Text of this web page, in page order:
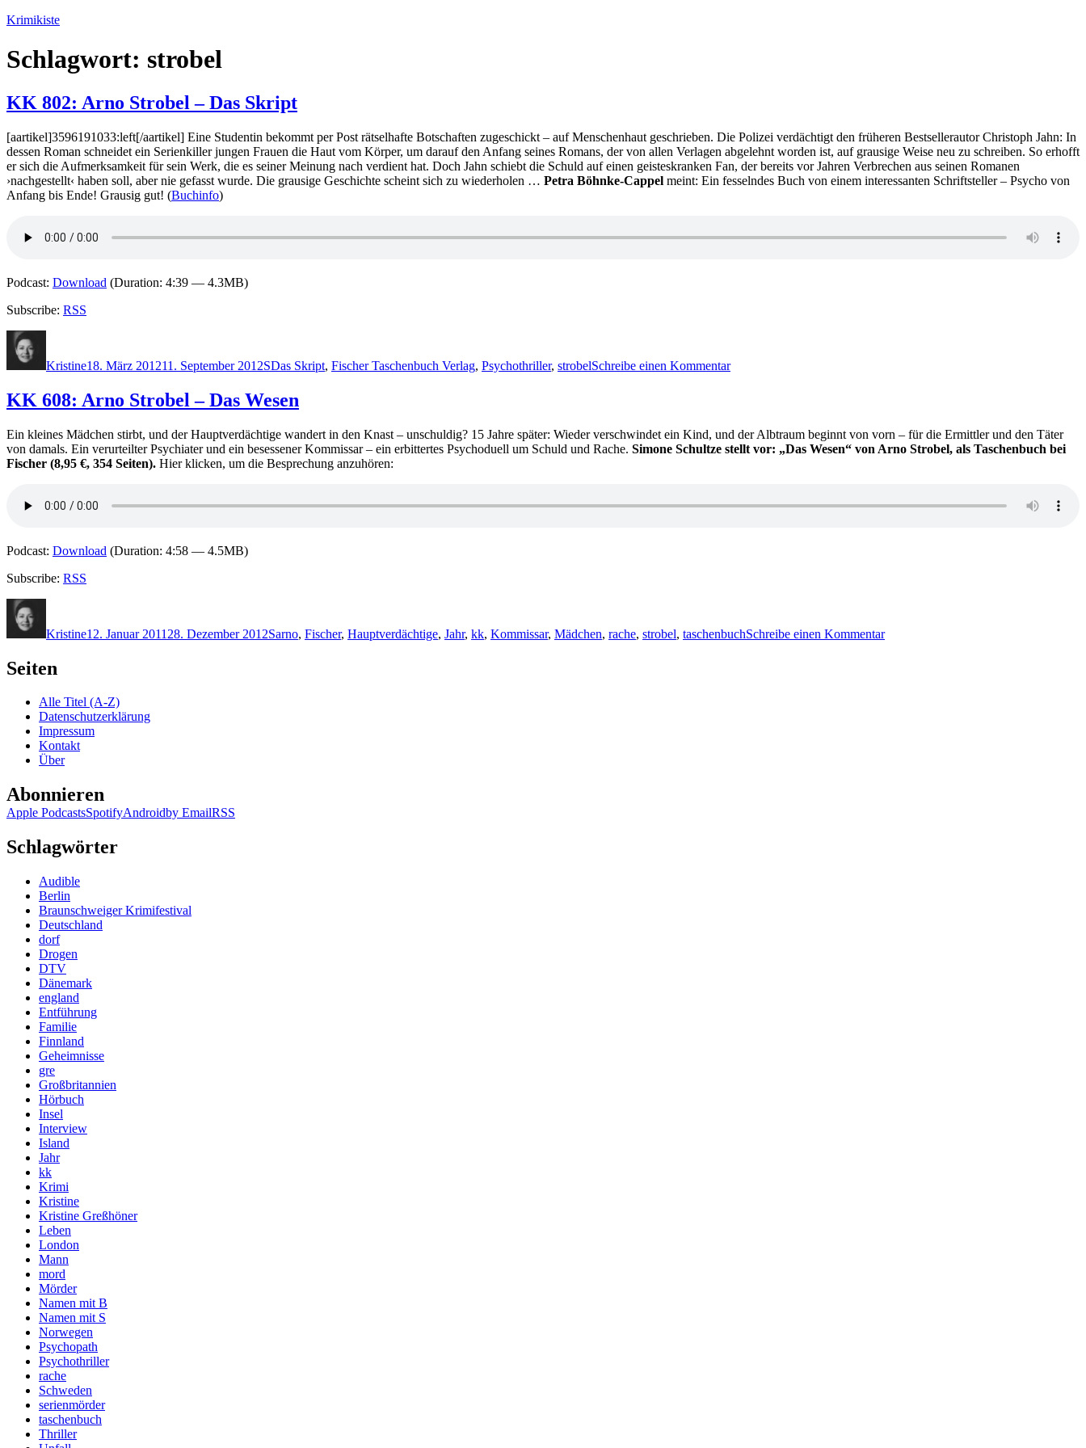
Zum
springen
Krimikiste
Schlagwort: strobel
KK 802: Arno Strobel – Das Skript
[aartikel]3596191033:left[/aartikel] Eine Studentin bekommt per Post rätselhafte Botschaften zugeschickt – auf Menschenhaut geschrieben. Die Polizei verdächtigt den früheren Bestsellerautor Christoph Jahn: In
dessen Roman schneidet ein Serienkiller jungen Frauen die Haut vom Körper, um darauf den Anfang seines Romans, der von allen Verlagen abgelehnt worden ist, auf grausige Weise neu zu schreiben. So erhofft
er sich die Aufmerksamkeit für sein Werk, die es seiner Meinung nach verdient hat. Doch Jahn schiebt die Schuld auf einen geisteskranken Fan, der bereits vor Jahren Verbrechen aus seinen Romanen
›nachgestellt‹ haben soll, aber nie gefasst wurde. Die grausige Geschichte scheint sich zu wiederholen … Petra Böhnke-Cappel meint: Ein fesselndes Buch von einem interessanten Schriftsteller – Psycho von
Anfang bis Ende! Grausig gut! (Buchinfo)
Podcast: Download (Duration: 4:39 — 4.3MB)
Subscribe: RSS
Kristine18. März 201211. September 2012SDas Skript, Fischer Taschenbuch Verlag, Psychothriller, strobelSchreibe einen Kommentar802:
Skript
KK 608: Arno Strobel – Das Wesen
Ein kleines Mädchen stirbt, und der Hauptverdächtige wandert in den Knast – unschuldig? 15 Jahre später: Wieder verschwindet ein Kind, und der Albtraum beginnt von vorn – für die Ermittler und den Täter
von damals. Ein verurteilter Psychiater und ein besessener Kommissar – ein erbittertes Psychoduell um Schuld und Rache. Simone Schultze stellt vor: „Das Wesen“ von Arno Strobel, als Taschenbuch bei
Fischer (8,95 €, 354 Seiten). Hier klicken, um die Besprechung anzuhören:
Podcast: Download (Duration: 4:58 — 4.5MB)
Subscribe: RSS
Kristine12. Januar 2011 28. Dezember 2012Sarno, Fischer, Hauptverdächtige, Jahr, kk, Kommissar, Mädchen, rache, strobel, taschenbuchSchreibe einen Kommentar608:
Seiten
Alle Titel (A-Z)
Datenschutzerklärung
Impressum
Kontakt
Über
Abonnieren
Apple PodcastsSpotifyAndroidby EmailRSS
Schlagwörter
Audible
Berlin
Braunschweiger Krimifestival
Deutschland
dorf
Drogen
DTV
Dänemark
england
Entführung
Familie
Finnland
Geheimnisse
gre
Großbritannien
Hörbuch
Insel
Interview
Island
Jahr
kk
Krimi
Kristine
Kristine Greßhöner
Leben
London
Mann
mord
Mörder
Namen mit B
Namen mit S
Norwegen
Psychopath
Psychothriller
rache
Schweden
serienmörder
taschenbuch
Thriller